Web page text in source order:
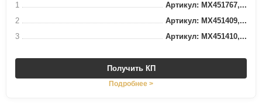
1
Артикул: MX451767,...
2
Артикул: MX451409,...
3
Артикул: MX451410,...
Получить КП
Подробнее >